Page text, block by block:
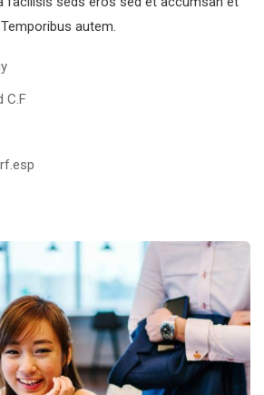
autem.
C.F